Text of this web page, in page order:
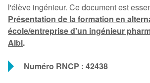
l'élève ingénieur. Ce document est
Présentation de la formation en
école/entreprise d'un ingénieur
Albi.
Numéro RNCP : 42438